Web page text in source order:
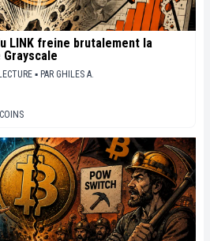
LINK freine brutalement la
Grayscale
▪ PAR GHILES A.